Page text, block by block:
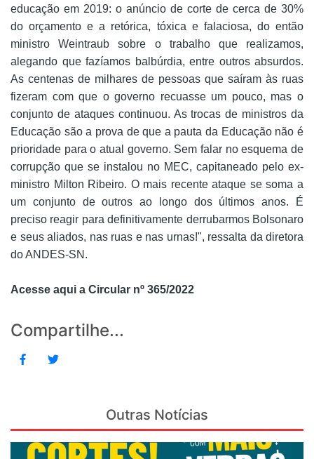
educação em 2019: o anúncio de corte de cerca de 30%
do orçamento e a retórica, tóxica e falaciosa, do então
ministro Weintraub sobre o trabalho que realizamos,
alegando que fazíamos balbúrdia, entre outros absurdos.
As centenas de milhares de pessoas que saíram às ruas
fizeram com que o governo recuasse um pouco, mas o
conjunto de ataques continuou. As trocas de ministros da
Educação são a prova de que a pauta da Educação não é
prioridade para o atual governo. Sem falar no esquema de
corrupção que se instalou no MEC, capitaneado pelo ex-
ministro Milton Ribeiro. O mais recente ataque se soma a
um conjunto de outros ao longo dos últimos anos. É
preciso reagir para definitivamente derrubarmos Bolsonaro
e seus aliados, nas ruas e nas urnas!", ressalta da diretora
do ANDES-SN.
Acesse aqui a Circular nº 365/2022
Compartilhe...
Outras Notícias